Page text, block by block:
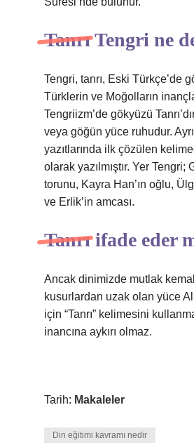
Tanrı Tengri ne
Tengri, tanrı, Eski Türkçe’de
Türklerin ve Moğolların
Tengriizm’de gökyüzü
veya göğün yüce ruhudur.
yazıtlarında ilk çözülen kelimedir
olarak yazılmıştır. Yer Tengri;
torunu, Kayra Han’ın oğlu,
ve Erlik’in amcası.
Tanrı ifade eder
Ancak dinimizde mutlak
kusurlardan uzak olan yüce
için “Tanrı” kelimesini
inancına aykırı olmaz.
Tarih: Makaleler
Din eğitimi kavramı nedir